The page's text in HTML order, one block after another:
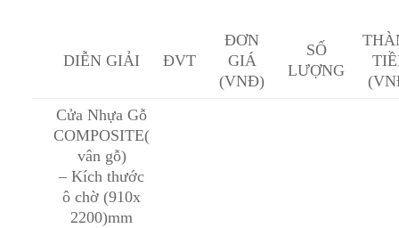
DIỄN GIẢI ĐVT
ĐƠN
GIÁ
(VNĐ)
SỐ
LƯỢNG
Cửa Nhựa Gỗ
COMPOSITE(
vân gỗ)
– Kích thước
ô chờ (910x
2200)mm